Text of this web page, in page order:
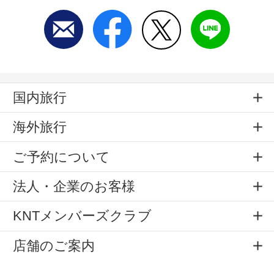
国内旅行
海外旅行
ご予約について
法人・企業のお客様
KNTメンバーズクラブ
店舗のご案内